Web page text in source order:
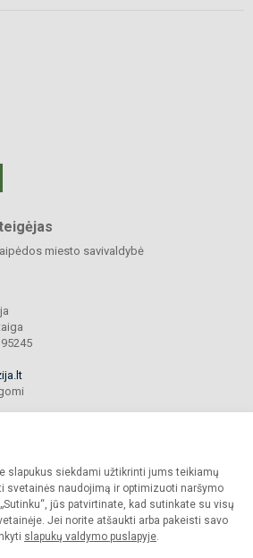
slapukus siekdami užtikrinti jums teikiamų
svetainės naudojimą ir optimizuoti naršymo
jūs patvirtinate, kad sutinkate su visų
Jei norite atšaukti arba pakeisti savo
slapukų valdymo puslapyje.
miesto savivaldybė
gimnazija. Visos teisės saugomos.
administracijos sutikimo griežtai draudžiama.
paraiška Slapukų valdymas